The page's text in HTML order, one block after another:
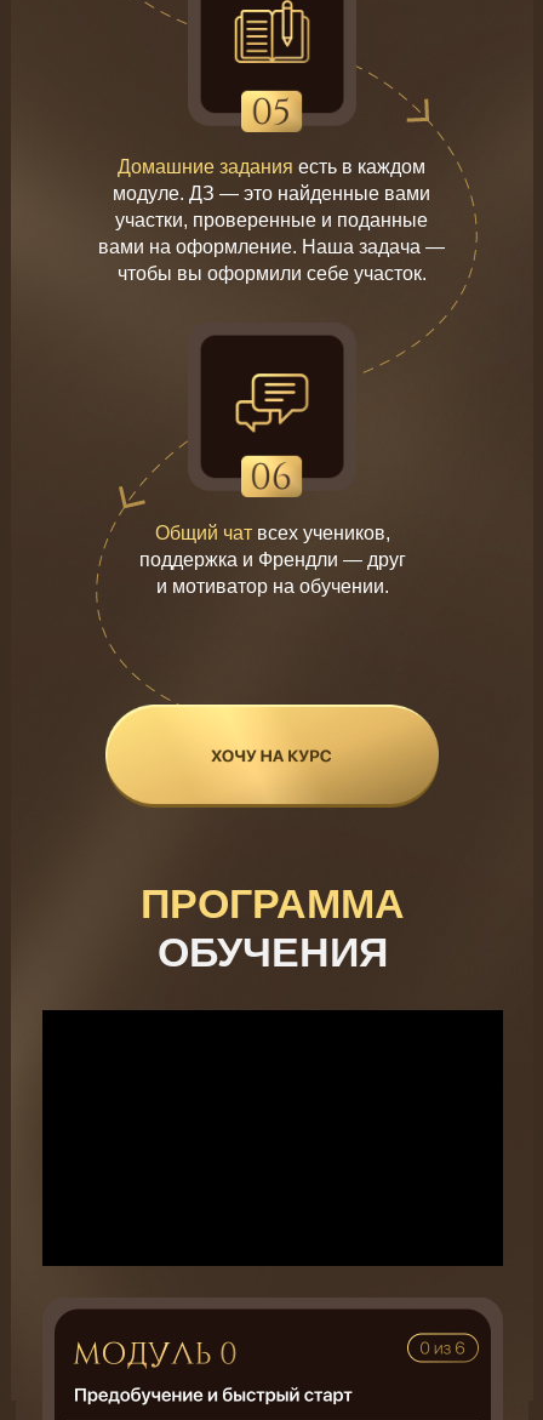
Домашние задания есть в каждом
модуле. ДЗ — это найденные вами
участки, проверенные и поданные
вами на оформление. Наша задача —
чтобы вы оформили себе участок.
Общий чат всех учеников,
поддержка и Френдли — друг
и мотиватор на обучении.
ПРОГРАММА
ОБУЧЕНИЯ